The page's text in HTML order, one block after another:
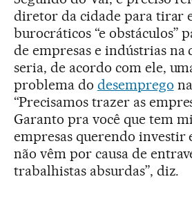
diretor da cidade para tirar
burocráticos “e obstáculos”
de empresas e indústrias na
seria, de acordo com ele,
problema do desemprego
“Precisamos trazer as
Garanto pra você que tem
empresas querendo investir
não vêm por causa de
trabalhistas absurdas”, diz.